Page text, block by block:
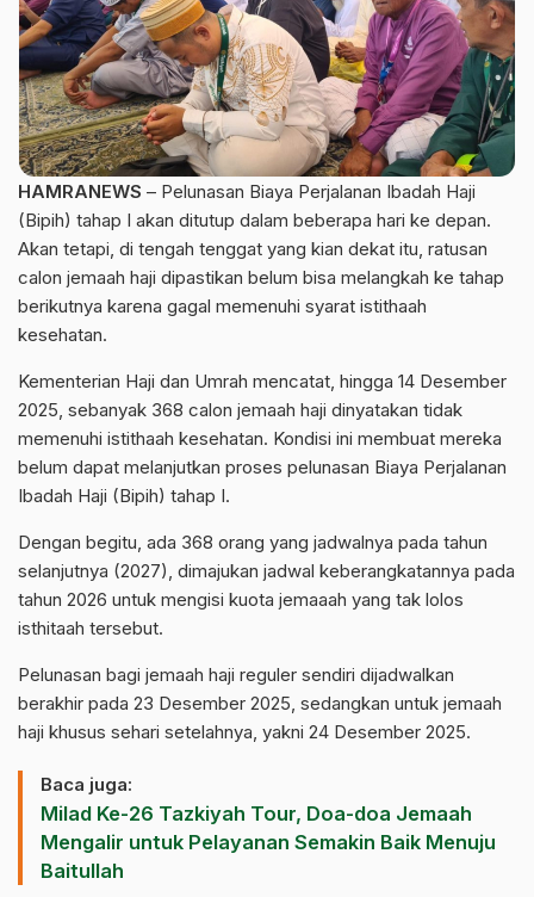
HAMRANEWS – Pelunasan Biaya Perjalanan Ibadah Haji
(Bipih) tahap I akan ditutup dalam beberapa hari ke depan.
Akan tetapi, di tengah tenggat yang kian dekat itu, ratusan
calon jemaah haji dipastikan belum bisa melangkah ke tahap
berikutnya karena gagal memenuhi syarat istithaah
kesehatan.
Kementerian Haji dan Umrah mencatat, hingga 14 Desember
2025, sebanyak 368 calon jemaah haji dinyatakan tidak
memenuhi istithaah kesehatan. Kondisi ini membuat mereka
belum dapat melanjutkan proses pelunasan Biaya Perjalanan
Ibadah Haji (Bipih) tahap I.
Dengan begitu, ada 368 orang yang jadwalnya pada tahun
selanjutnya (2027), dimajukan jadwal keberangkatannya pada
tahun 2026 untuk mengisi kuota jemaaah yang tak lolos
isthitaah tersebut.
Pelunasan bagi jemaah haji reguler sendiri dijadwalkan
berakhir pada 23 Desember 2025, sedangkan untuk jemaah
haji khusus sehari setelahnya, yakni 24 Desember 2025.
Baca juga:
Milad Ke-26 Tazkiyah Tour, Doa-doa Jemaah
Mengalir untuk Pelayanan Semakin Baik Menuju
Baitullah